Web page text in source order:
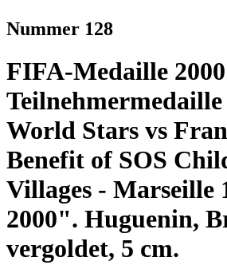
Nummer 128
FIFA-Medaille
World Stars vs
Benefit of SOS
Villages - Marseille
2000". Huguenin,
vergoldet, 5 cm.